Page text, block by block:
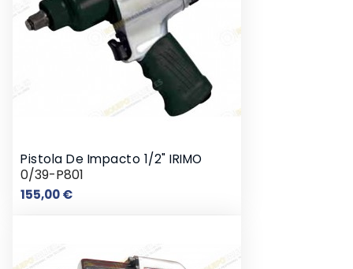
Pistola De Impacto 1/2" IRIMO
0/39-P801
155,00 €Precio